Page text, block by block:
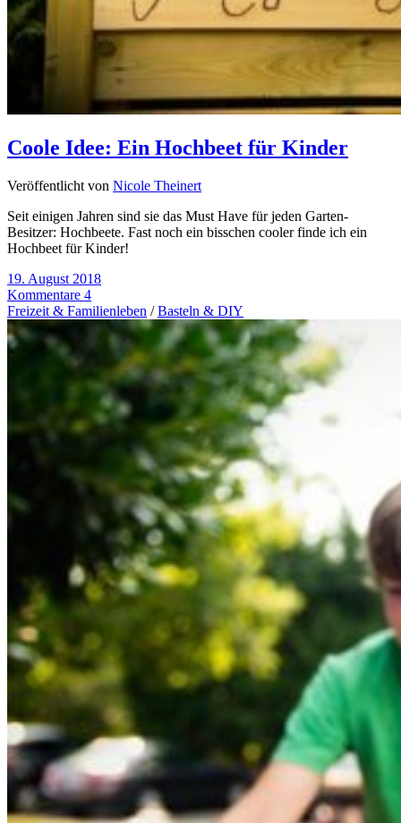
Coole Idee: Ein Hochbeet für Kinder
Veröffentlicht von Nicole Theinert
Seit einigen Jahren sind sie das Must Have für jeden Garten-
Besitzer: Hochbeete. Fast noch ein bisschen cooler finde ich ein
Hochbeet für Kinder!
19. August 2018
Kommentare 4
Freizeit & Familienleben /Basteln & DIY